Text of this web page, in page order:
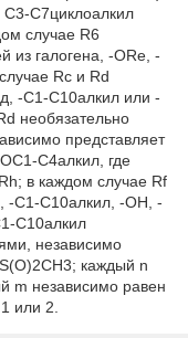
C7циклоалкил
случае R6
из галогена, -ORe, -
Rc и Rd
-C1-C10алкил или -
необязательно
представляет
C4алкил, где
в каждом случае Rf
-C1-C10алкил, -OH, -
C10алкил
независимо
каждый n
m независимо равен
или 2.